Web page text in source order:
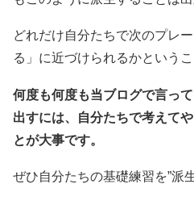
どれだけ自分たちで次のプレ
る」に近づけられるかというこ
何度も何度も当ブログで言っ
出すには、自分たちで考えて
とが大事です。
ぜひ自分たちの基礎練習を”派